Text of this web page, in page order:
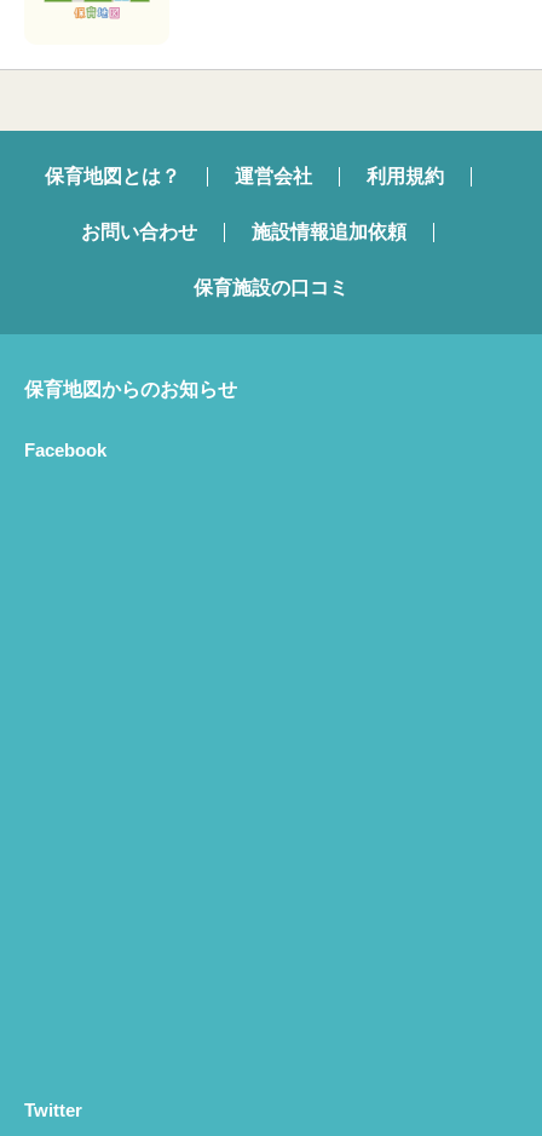
保育地図とは？ 運営会社 利用規約
お問い合わせ 施設情報追加依頼
保育施設の口コミ
保育地図からのお知らせ
Facebook
Twitter